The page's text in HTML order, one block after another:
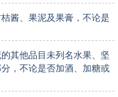
酱、果泥及果膏，不论是
其他品目未列名水果、坚
，不论是否加酒、加糖或